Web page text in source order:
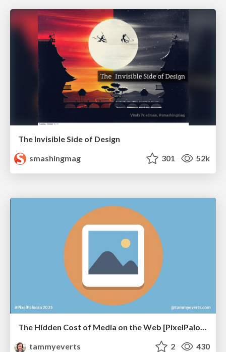
The Invisible Side of Design
smashingmag
301 52k
The Hidden Cost of Media on the Web [PixelPalooza 2025]
tammyeverts
2 430